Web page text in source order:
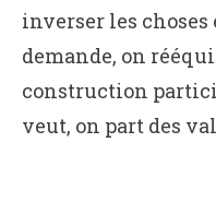
inverser les choses
demande, on
construction
veut, on part des